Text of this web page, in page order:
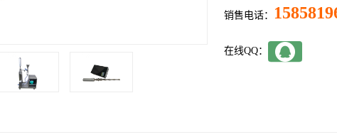
销售电话：
在线QQ：